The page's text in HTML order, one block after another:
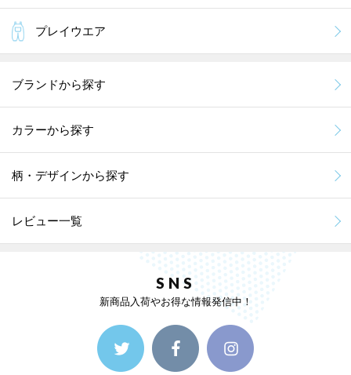
プレイウエア
ブランドから探す
カラーから探す
柄・デザインから探す
レビュー一覧
SNS
新商品入荷やお得な情報発信中！